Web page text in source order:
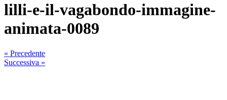
lilli-e-il-vagabondo-immagine-
animata-0089
« Precedente
Successiva »